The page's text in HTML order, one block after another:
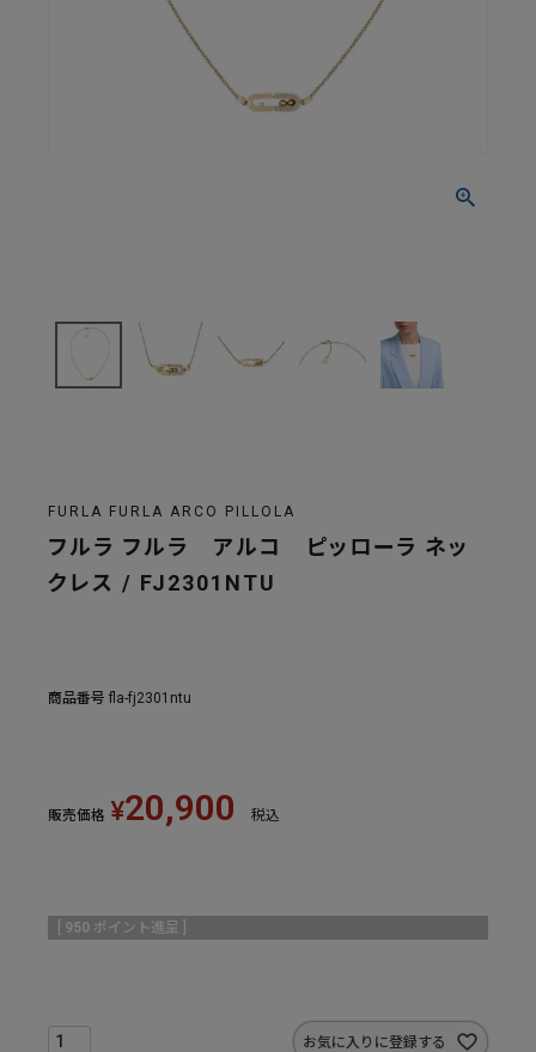
FURLA FURLA ARCO PILLOLA
フルラ フルラ アルコ ピッローラ ネッ
クレス / FJ2301NTU
商品番号 fla-fj2301ntu
販売価格 ¥20,900 税込
950 ポイント進呈 ]
お気に入りに登録する